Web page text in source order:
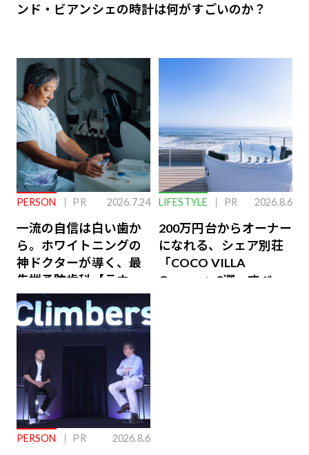
ンド・ビアンシェの時計は何がすごいのか？
PERSON PR 2026.7.24
一流の自信は白い歯か
ら。ホワイトニングの
神ドクターが導く、最
先端予防歯科【ラウン
ジ会員特典あり】
LIFESTYLE PR 2026.8.6
200万円台からオーナー
になれる、シェア別荘
「COCO VILLA
Owners」3選。すべて
PERSON PR 2026.8.6